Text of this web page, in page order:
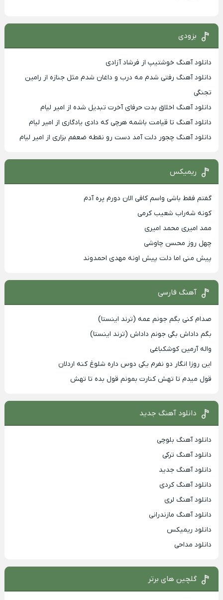
بزودی
دانلود آهنگ خوشتیپ از فرشاد آزادی
دانلود آهنگ رفتی شدم مه درب و داغان شدم مثل جنازه از رامین
تجنگی
دانلود آهنگ اخلاق بدت حرفای آخرت تبدیل شده از امیر لیام
دانلود آهنگ تا قیامت باشمه هرچی که دادی یادگاری از امیر لیام
دانلود آهنگ چجور دلت آمد دست رو نقطه ضعفم بزاری از امیر لیام
ریمیکس
گفتم فقط باشی واسم کافی الان دورم پره آدم
کونه شه‌راب شعیب کرمی
ممد امیری محمد امیری
چهل روز محسن چاوشی
پیش منی اما دلت پیش اونه مهدی احمدوند
آهنگ فارسی
صدام کنی بگم جونم عمه (ترند اینستا)
بگم داداش بگی جونم داداش (ترند اینستا)
واله آرمین کوشکباغی
این روزا انگار دو نفرم یکی دوس داره شلوغ کنه اردلان
قول میدم تا تهش کنارت بمونم قول بده تا تهش
دانلود آهنگ جدید
دانلود آهنگ بلوچی
دانلود آهنگ ترکی
دانلود آهنگ جدید
دانلود آهنگ کردی
دانلود آهنگ لری
دانلود آهنگ مازندرانی
دانلود ریمیکس
دانلود مداحی
گلچین های برتر